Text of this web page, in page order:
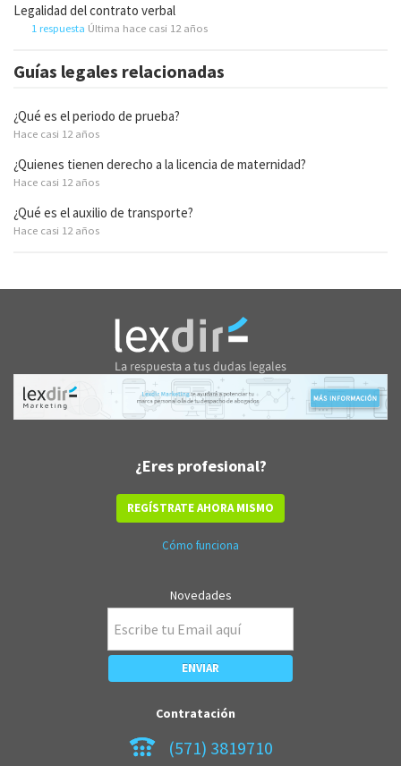
Legalidad del contrato verbal
1 respuesta Última hace casi 12 años
Guías legales relacionadas
¿Qué es el periodo de prueba?
Hace casi 12 años
¿Quienes tienen derecho a la licencia de maternidad?
Hace casi 12 años
¿Qué es el auxilio de transporte?
Hace casi 12 años
¿Eres profesional?
REGÍSTRATE AHORA MISMO
Cómo funciona
Novedades
Contratación
(571) 3819710